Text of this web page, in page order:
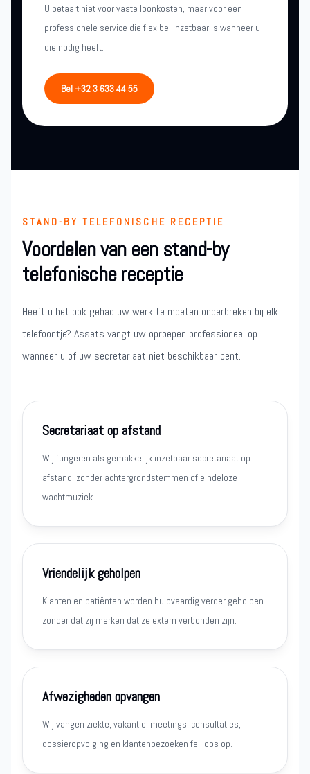
U betaalt niet voor vaste loonkosten, maar voor een
professionele service die flexibel inzetbaar is wanneer u
die nodig heeft.
Bel +32 3 633 44 55
STAND-BY TELEFONISCHE RECEPTIE
Voordelen van een stand-by
telefonische receptie
Heeft u het ook gehad uw werk te moeten onderbreken bij elk
telefoontje? Assets vangt uw oproepen professioneel op
wanneer u of uw secretariaat niet beschikbaar bent.
Secretariaat op afstand
Wij fungeren als gemakkelijk inzetbaar secretariaat op
afstand, zonder achtergrondstemmen of eindeloze
wachtmuziek.
Vriendelijk geholpen
Klanten en patiënten worden hulpvaardig verder geholpen
zonder dat zij merken dat ze extern verbonden zijn.
Afwezigheden opvangen
Wij vangen ziekte, vakantie, meetings, consultaties,
dossieropvolging en klantenbezoeken feilloos op.